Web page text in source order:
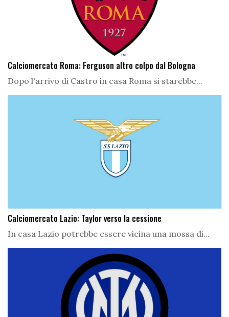
Calciomercato Roma: Ferguson altro colpo dal Bologna
Dopo l'arrivo di Castro in casa Roma si starebbe...
Calciomercato Lazio: Taylor verso la cessione
In casa Lazio potrebbe essere vicina una mossa di...